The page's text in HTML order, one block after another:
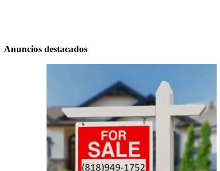
Anuncios destacados